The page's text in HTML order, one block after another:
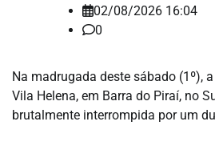
02/08/2026 16:04
0
Na madrugada deste sábado (1º),
Vila Helena, em Barra do Piraí, no
brutalmente interrompida por um